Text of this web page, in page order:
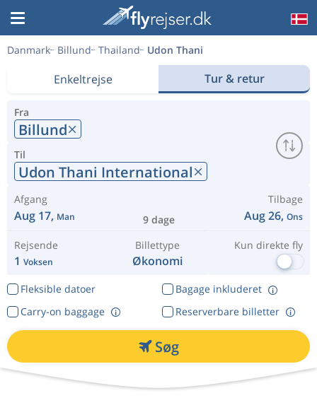
Danmark Billund Thailand Udon Thani
Enkeltrejse Tur & retur
Fra
Billund
Til
Udon Thani International
Afgang
Aug 17, Man 9 dage
Tilbage
Aug 26, Ons
Rejsende
1 Voksen
Billettype
Økonomi
Kun direkte fly
Fleksible datoer
Bagage inkluderet
Reserverbare billetter
Carry-on baggage
Søg